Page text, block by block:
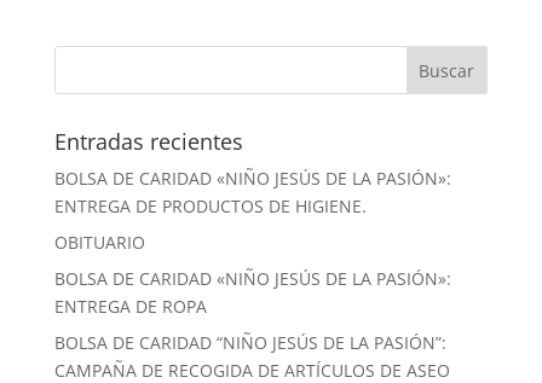
Entradas recientes
BOLSA DE CARIDAD «NIÑO JESÚS DE LA PASIÓN»:
ENTREGA DE PRODUCTOS DE HIGIENE.
OBITUARIO
BOLSA DE CARIDAD «NIÑO JESÚS DE LA PASIÓN»:
ENTREGA DE ROPA
BOLSA DE CARIDAD “NIÑO JESÚS DE LA PASIÓN”:
CAMPAÑA DE RECOGIDA DE ARTÍCULOS DE ASEO